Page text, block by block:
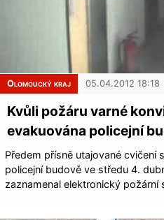
Olomoucký kraj 05.04.2012 18:18
Kvůli požáru varné
evakuována policejní
Předem přísně utajované cvičení
policejní budově ve středu 4.
zaznamenal elektronický